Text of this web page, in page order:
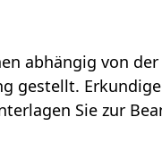
abhängig von
gestellt.
Sie zur